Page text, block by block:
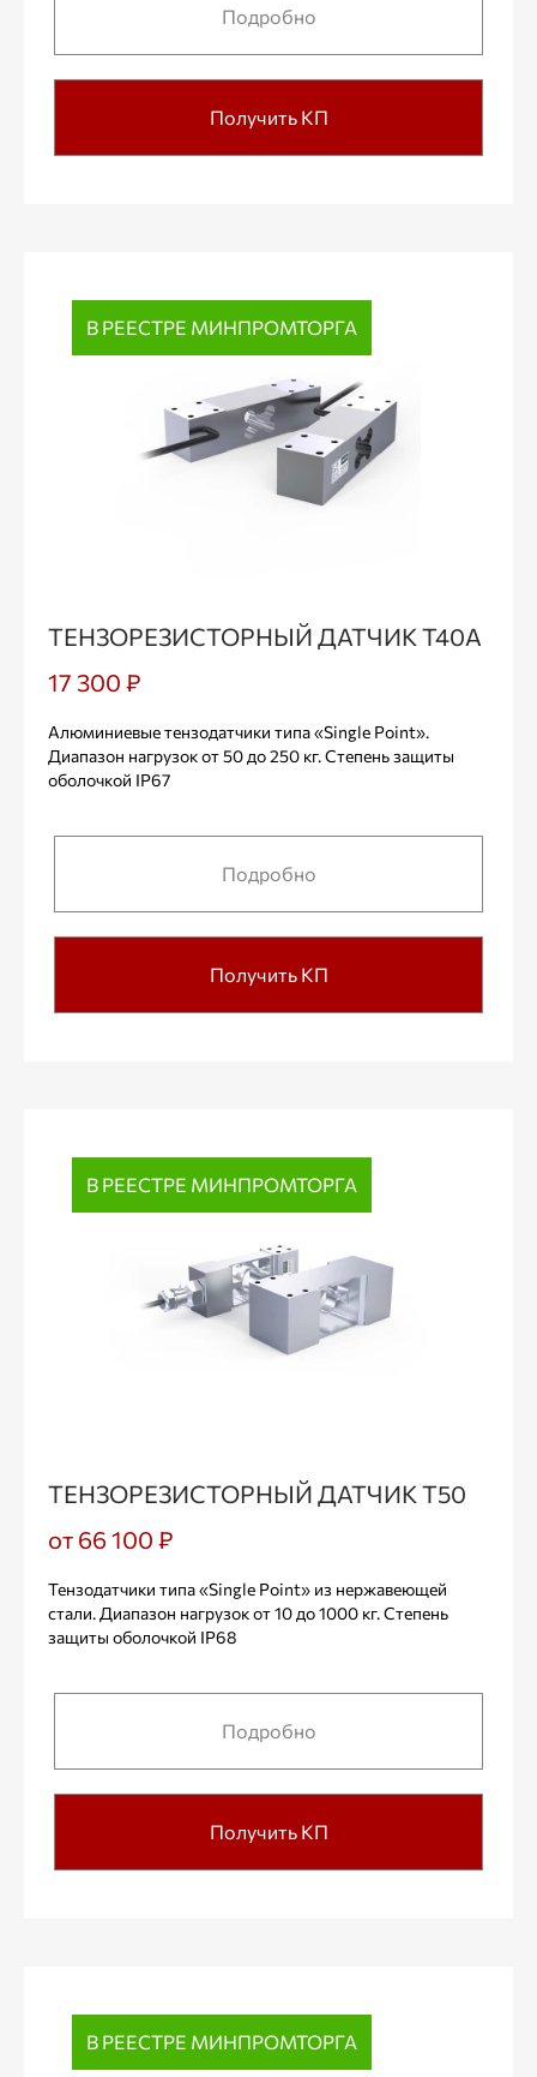
Подробно
Получить КП
В РЕЕСТРЕ МИНПРОМТОРГА
ТЕНЗОРЕЗИСТОРНЫЙ ДАТЧИК Т40А
17 300 ₽
Алюминиевые тензодатчики типа «Single Point».
Диапазон нагрузок от 50 до 250 кг. Степень защиты
оболочкой IP67
Подробно
Получить КП
В РЕЕСТРЕ МИНПРОМТОРГА
ТЕНЗОРЕЗИСТОРНЫЙ ДАТЧИК Т50
от 66 100 ₽
Тензодатчики типа «Single Point» из нержавеющей
стали. Диапазон нагрузок от 10 до 1000 кг. Степень
защиты оболочкой IP68
Подробно
Получить КП
В РЕЕСТРЕ МИНПРОМТОРГА